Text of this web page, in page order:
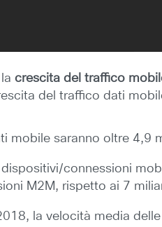
lacrescita del traffico
del traffico dati
mobile saranno oltre 4,9
connessioni
M2M, rispetto ai 7
la velocità media